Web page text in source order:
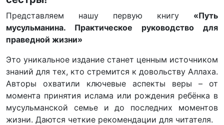
Представляем нашу первую книгу «Путь
мусульманина. Практическое руководство для
праведной жизни»
Это уникальное издание станет ценным источником
знаний для тех, кто стремится к довольству Аллаха.
Авторы охватили ключевые аспекты веры – от
момента принятия ислама или рождения ребёнка в
мусульманской семье и до последних моментов
жизни. Даются четкие рекомендации для читателя.